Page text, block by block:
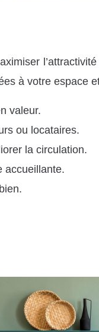
à votre espace
valeur.
ou locataires.
la circulation.
accueillante.